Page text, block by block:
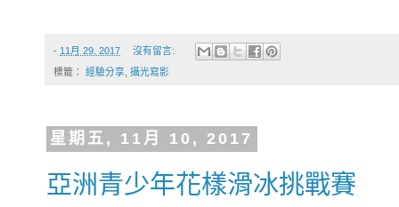
- 11月 29, 2017 沒有留言:
標籤： 經驗分享 攝光寫影
星期五, 11月 10, 2017
亞洲青少年花樣滑冰挑戰賽